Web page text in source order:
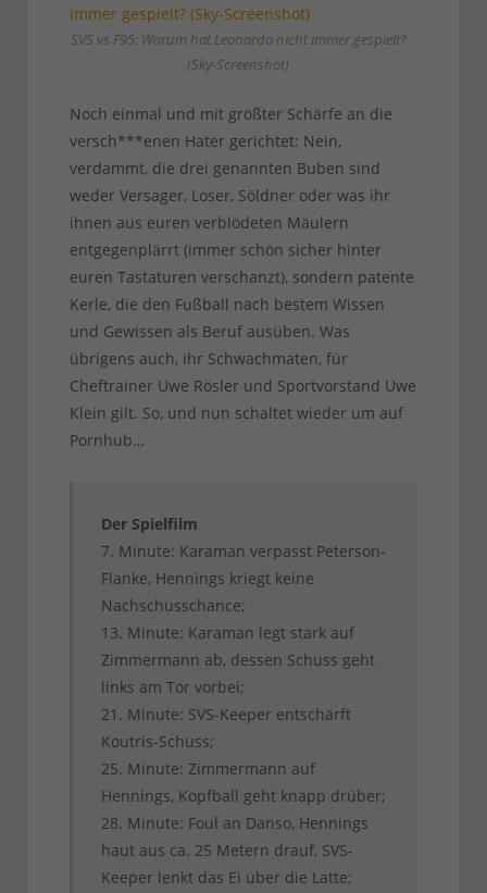
SVS vs F95: Warum hat Leonardo nicht immer gespielt?
(Sky-Screenshot)
Noch einmal und mit größter Schärfe an die
versch***enen Hater gerichtet: Nein,
verdammt, die drei genannten Buben sind
weder Versager, Loser, Söldner oder was ihr
ihnen aus euren verblödeten Mäulern
entgegenplärrt (immer schön sicher hinter
euren Tastaturen verschanzt), sondern patente
Kerle, die den Fußball nach bestem Wissen
und Gewissen als Beruf ausüben. Was
übrigens auch, ihr Schwachmaten, für
Cheftrainer Uwe Rösler und Sportvorstand Uwe
Klein gilt. So, und nun schaltet wieder um auf
Pornhub…
Der Spielfilm
7. Minute: Karaman verpasst Peterson-
Flanke, Hennings kriegt keine
Nachschusschance;
13. Minute: Karaman legt stark auf
Zimmermann ab, dessen Schuss geht
links am Tor vorbei;
21. Minute: SVS-Keeper entschärft
Koutris-Schuss;
25. Minute: Zimmermann auf
Hennings, Kopfball geht knapp drüber;
28. Minute: Foul an Danso, Hennings
haut aus ca. 25 Metern drauf, SVS-
Keeper lenkt das Ei über die Latte;